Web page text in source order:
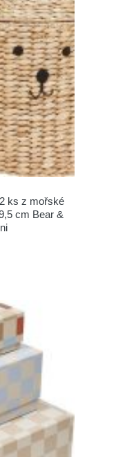
ks z mořské
cm Bear &